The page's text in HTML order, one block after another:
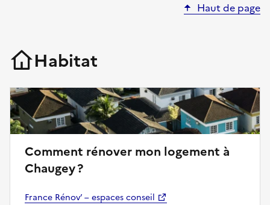
Haut de page
Habitat
Comment rénover mon logement à
Chaugey ?
France Rénov’ – espaces conseil